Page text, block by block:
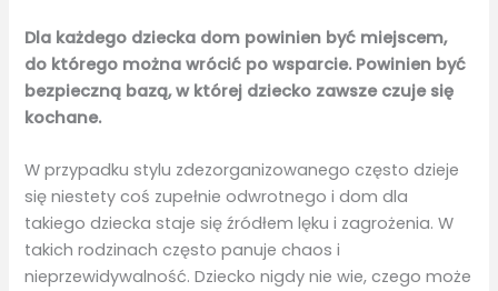
Dla każdego dziecka dom powinien być miejscem,
do którego można wrócić po wsparcie. Powinien być
bezpieczną bazą, w której dziecko zawsze czuje się
kochane.
W przypadku stylu zdezorganizowanego często dzieje
się niestety coś zupełnie odwrotnego i dom dla
takiego dziecka staje się źródłem lęku i zagrożenia. W
takich rodzinach często panuje chaos i
nieprzewidywalność. Dziecko nigdy nie wie, czego może